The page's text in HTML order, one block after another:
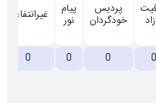
پردیس
خودگردان
پیام
نور غیرانتفاعی
0
0
0
0